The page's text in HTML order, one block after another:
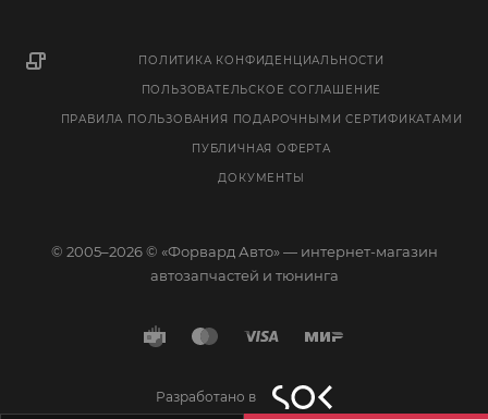
ПОЛИТИКА КОНФИДЕНЦИАЛЬНОСТИ
ПОЛЬЗОВАТЕЛЬСКОЕ СОГЛАШЕНИЕ
ПРАВИЛА ПОЛЬЗОВАНИЯ ПОДАРОЧНЫМИ СЕРТИФИКАТАМИ
ПУБЛИЧНАЯ ОФЕРТА
ДОКУМЕНТЫ
© 2005–2026 © «Форвард Авто» — интернет-магазин
автозапчастей и тюнинга
Разработано в